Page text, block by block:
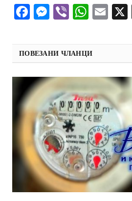
Facebook
Messenger
Viber
ПОВЕЗАНИ ЧЛАНЦИ